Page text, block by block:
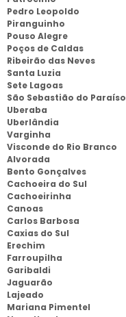
Pedro Leopoldo
Piranguinho
Pouso Alegre
Poços de Caldas
Ribeirão das Neves
Santa Luzia
Sete Lagoas
São Sebastião do Paraíso
Uberaba
Uberlândia
Varginha
Visconde do Rio Branco
Alvorada
Bento Gonçalves
Cachoeira do Sul
Cachoeirinha
Canoas
Carlos Barbosa
Caxias do Sul
Erechim
Farroupilha
Garibaldi
Jaguarão
Lajeado
Mariana Pimentel